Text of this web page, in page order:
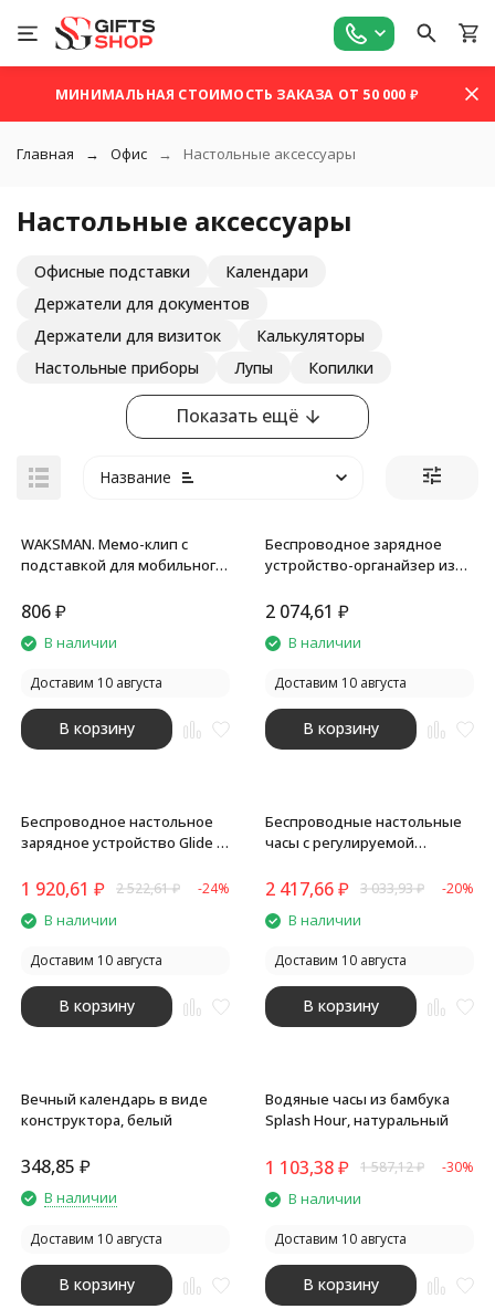
МИНИМАЛЬНАЯ СТОИМОСТЬ ЗАКАЗА ОТ 50 000 ₽
Главная Офис Настольные аксессуары
Настольные аксессуары
Офисные подставки
Календари
Держатели для документов
Держатели для визиток
Калькуляторы
Настольные приборы
Лупы Копилки
Показать ещё
Название
WAKSMAN. Мемо-клип с
подставкой для мобильного
806₽
В наличии
Доставим 10 августа
В корзину
Беспроводное зарядное
устройство-органайзер из
натуральный/белый
2 074,61 ₽
В наличии
Доставим 10 августа
В корзину
Беспроводное настольное
зарядное устройство Glide с
1 920,61 ₽ 2 522,61₽ -24%
В наличии
Доставим 10 августа
В корзину
Беспроводные настольные
часы с регулируемой
2 417,66₽ 3 033,93₽ -20%
В наличии
Доставим 10 августа
В корзину
Вечный календарь в виде
конструктора, белый
348,85 ₽
В наличии
Доставим 10 августа
В корзину
Водяные часы из бамбука
Splash Hour, натуральный
1 103,38₽ 1 587,12₽ -30%
В наличии
Доставим 10 августа
В корзину